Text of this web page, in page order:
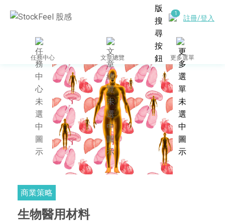
註冊/登入
任務中心 文章總覽 更多選單
商業策略
生物醫用材料